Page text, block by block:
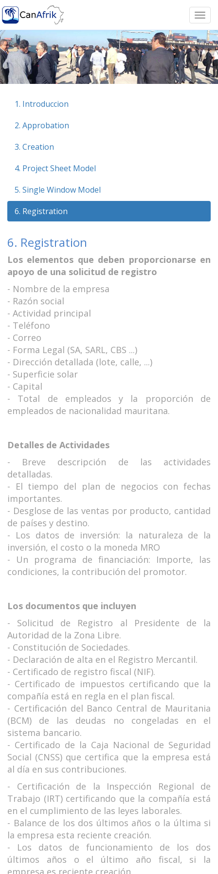
1. Introduccion
2. Approbation
3. Creation
4. Project Sheet Model
5. Single Window Model
6. Registration
6. Registration
Los elementos que deben proporcionarse en
apoyo de una solicitud de registro
- Nombre de la empresa
- Razón social
- Actividad principal
- Teléfono
- Correo
- Forma Legal (SA, SARL, CBS ...)
- Dirección detallada (lote, calle, ...)
- Superficie solar
- Capital
- Total de empleados y la proporción de
empleados de nacionalidad mauritana.
Detalles de Actividades
- Breve descripción de las actividades
detalladas.
- El tiempo del plan de negocios con fechas
importantes.
- Desglose de las ventas por producto, cantidad
de países y destino.
- Los datos de inversión: la naturaleza de la
inversión, el costo o la moneda MRO
- Un programa de financiación: Importe, las
condiciones, la contribución del promotor.
Los documentos que incluyen
- Solicitud de Registro al Presidente de la
Autoridad de la Zona Libre.
- Constitución de Sociedades.
- Declaración de alta en el Registro Mercantil.
- Certificado de registro fiscal (NIF).
- Certificado de impuestos certificando que la
compañía está en regla en el plan fiscal.
- Certificación del Banco Central de Mauritania
(BCM) de las deudas no congeladas en el
sistema bancario.
- Certificado de la Caja Nacional de Seguridad
Social (CNSS) que certifica que la empresa está
al día en sus contribuciones.
- Certificación de la Inspección Regional de
Trabajo (IRT) certificando que la compañía está
en el cumplimiento de las leyes laborales.
- Balance de los dos últimos años o la última si
la empresa esta reciente creación.
- Los datos de funcionamiento de los dos
últimos años o el último año fiscal, si la
empresa es reciente creación.